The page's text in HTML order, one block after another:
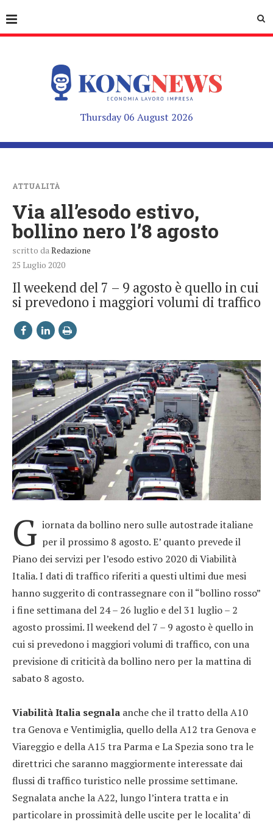
Thursday 06 August 2026
ATTUALITÀ
Via all’esodo estivo,
bollino nero l’8 agosto
scritto da Redazione
25 Luglio 2020
Il weekend del 7 – 9 agosto è quello in cui
si prevedono i maggiori volumi di traffico
G iornata da bollino nero sulle autostrade italiane
per il prossimo 8 agosto. E’ quanto prevede il
Piano dei servizi per l’esodo estivo 2020 di Viabilità
Italia. I dati di traffico riferiti a questi ultimi due mesi
hanno suggerito di contrassegnare con il “bollino rosso”
i fine settimana del 24 – 26 luglio e del 31 luglio – 2
agosto prossimi. Il weekend del 7 – 9 agosto è quello in
cui si prevedono i maggiori volumi di traffico, con una
previsione di criticità da bollino nero per la mattina di
sabato 8 agosto.
Viabilità Italia segnala anche che il tratto della A10
tra Genova e Ventimiglia, quello della A12 tra Genova e
Viareggio e della A15 tra Parma e La Spezia sono tra le
direttrici che saranno maggiormente interessate dai
flussi di traffico turistico nelle prossime settimane.
Segnalata anche la A22, lungo l’intera tratta e in
particolare in prossimità delle uscite per le localita’ di